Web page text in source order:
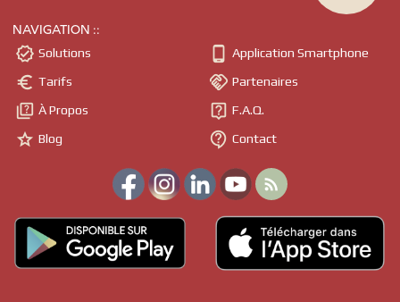
NAVIGATION ::
 Solutions
 Tarifs
 À Propos
 Blog
 Application Smartphone
 Partenaires
 F.A.Q.
 Contact
